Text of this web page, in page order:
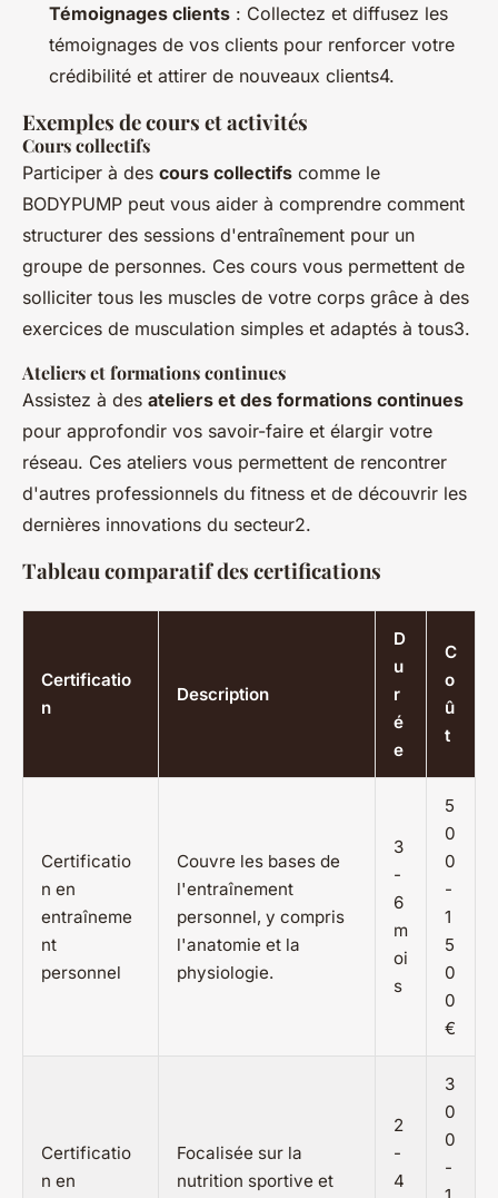
Témoignages clients : Collectez et diffusez les
témoignages de vos clients pour renforcer votre
crédibilité et attirer de nouveaux clients4.
Exemples de cours et activités
Cours collectifs
Participer à des cours collectifs comme le
BODYPUMP peut vous aider à comprendre comment
structurer des sessions d'entraînement pour un
groupe de personnes. Ces cours vous permettent de
solliciter tous les muscles de votre corps grâce à des
exercices de musculation simples et adaptés à tous3.
Ateliers et formations continues
Assistez à des ateliers et des formations continues
pour approfondir vos savoir-faire et élargir votre
réseau. Ces ateliers vous permettent de rencontrer
d'autres professionnels du fitness et de découvrir les
dernières innovations du secteur2.
Tableau comparatif des certifications
Certificatio
n
Description
D
u
r
é
e
C
o
û
t
Certificatio
n en
entraîneme
nt
personnel
Couvre les bases de
l'entraînement
personnel, y compris
l'anatomie et la
physiologie.
3
-
6
m
oi
s
5
0
0
-
1
5
0
0
€
Certificatio
n en
Focalisée sur la
nutrition sportive et
2
-
4
3
0
0
-